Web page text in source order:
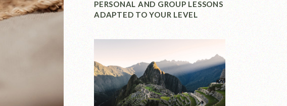
PERSONAL AND GROUP LESSONS
ADAPTED TO YOUR LEVEL